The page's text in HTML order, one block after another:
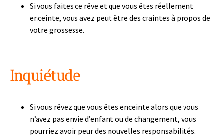
Si vous faites ce rêve et que vous êtes réellement
enceinte, vous avez peut être des craintes à propos de
votre grossesse.
Inquiétude
Si vous rêvez que vous êtes enceinte alors que vous
n’avez pas envie d’enfant ou de changement, vous
pourriez avoir peur des nouvelles responsabilités.